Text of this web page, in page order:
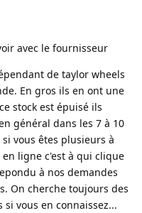
avec le fournisseur
de taylor wheels
En gros ils en ont une
stock est épuisé ils
général dans les 7 à 10
vous êtes plusieurs à
ligne c'est à qui clique
à nos demandes
On cherche toujours des
vous en connaissez...